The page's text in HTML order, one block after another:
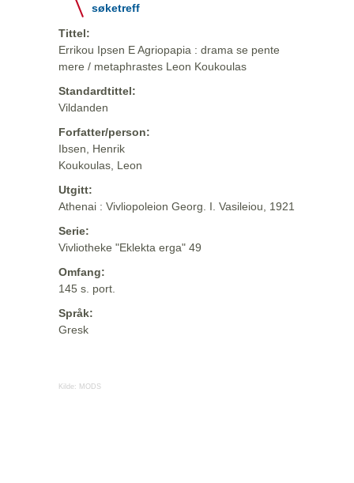
søketreff
Tittel:
Errikou Ipsen E Agriopapia : drama se pente
mere / metaphrastes Leon Koukoulas
Standardtittel:
Vildanden
Forfatter/person:
Ibsen, Henrik
Koukoulas, Leon
Utgitt:
Athenai : Vivliopoleion Georg. I. Vasileiou, 1921
Serie:
Vivliotheke "Eklekta erga" 49
Omfang:
145 s. port.
Språk:
Gresk
Kilde: MODS